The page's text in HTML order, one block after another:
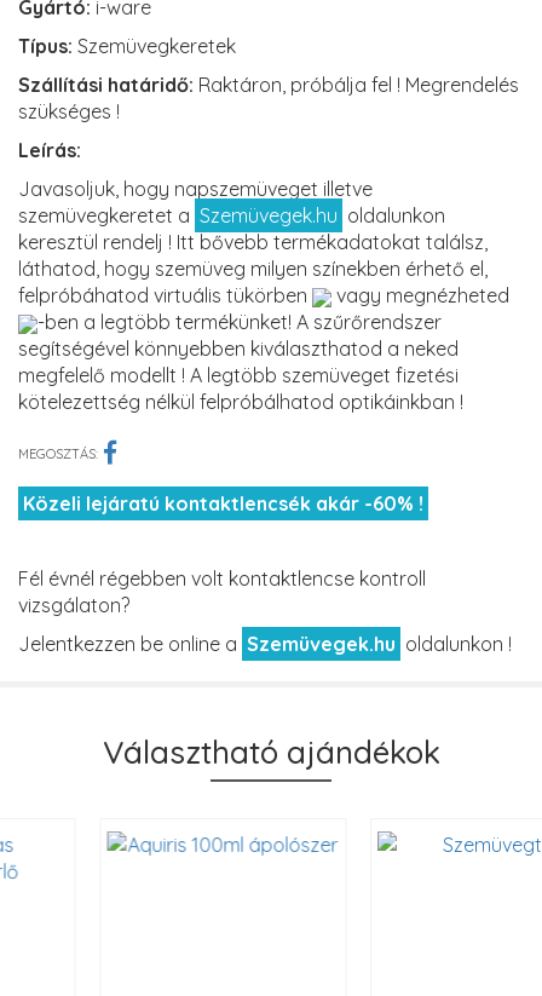
Gyártó: i-ware
Típus: Szemüvegkeretek
Szállítási határidő: Raktáron, próbálja fel ! Megrendelés
szükséges !
Leírás:
Javasoljuk, hogy napszemüveget illetve
szemüvegkeretet a Szemüvegek.hu oldalunkon
keresztül rendelj ! Itt bővebb termékadatokat találsz,
láthatod, hogy szemüveg milyen színekben érhető el,
felpróbáhatod virtuális tükörben
vagy megnézheted
-ben a legtöbb termékünket! A szűrőrendszer
segítségével könnyebben kiválaszthatod a neked
megfelelő modellt ! A legtöbb szemüveget fizetési
kötelezettség nélkül felpróbálhatod optikáinkban !
MEGOSZTÁS:
Közeli lejáratú kontaktlencsék akár -60% !
Fél évnél régebben volt kontaktlencse kontroll
vizsgálaton?
Jelentkezzen be online a Szemüvegek.hu oldalunkon !
Választható ajándékok